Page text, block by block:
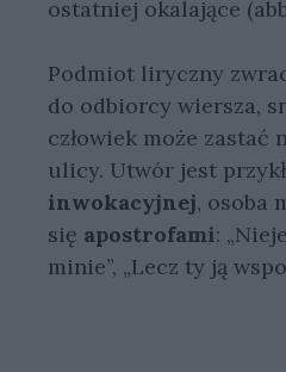
ostatniej okalające
Podmiot liryczny
do odbiorcy wiersza,
człowiek może zastać
ulicy. Utwór jest
inwokacyjnej, osoba
się apostrofami:
minie”, „Lecz ty ją